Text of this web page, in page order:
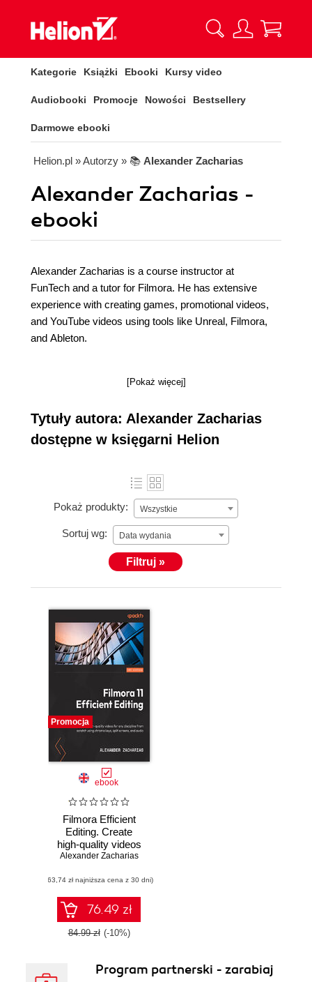
Kategorie Książki Ebooki Kursy video
Audiobooki Promocje Nowości Bestsellery
Darmowe ebooki
Helion.pl » Autorzy » 📚 Alexander Zacharias
Alexander Zacharias -
ebooki
Alexander Zacharias is a course instructor at
FunTech and a tutor for Filmora. He has extensive
experience with creating games, promotional videos,
and YouTube videos using tools like Unreal, Filmora,
and Ableton.
[Pokaż więcej]
Tytuły autora: Alexander Zacharias
dostępne w księgarni Helion
Pokaż produkty: Wszystkie
Sortuj wg: Data wydania
Filtruj »
Promocja
ebook
Filmora Efficient
Editing. Create
high-quality videos
for any discipline
chroma keys, split
screens, and audio
Alexander Zacharias
(63,74 zł najniższa cena z 30 dni)
76.49 zł
84.99 zł (-10%)
Program partnerski - zarabiaj